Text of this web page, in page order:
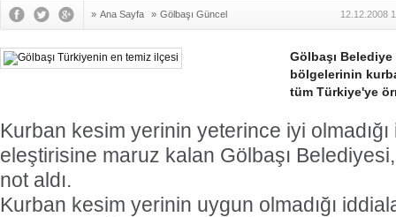
SPOR
Gölbaşı
İNCEK
» Ana Sayfa » Gölbaşı Güncel 12.12.2008
Gölbaşı Belediye
bölgelerinin
tüm Türkiye'ye
Kurban kesim yerinin yeterince iyi olmadığı
eleştirisine maruz kalan Gölbaşı
not aldı.
Kurban kesim yerinin uygun olmadığı